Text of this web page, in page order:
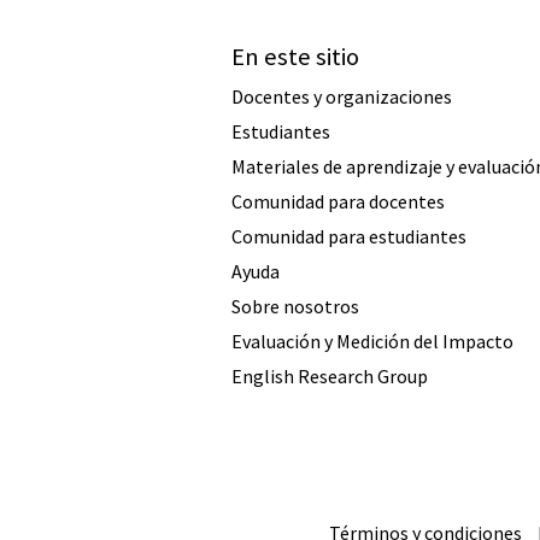
En este sitio
Docentes y organizaciones
Estudiantes
Materiales de aprendizaje y
Comunidad para docentes
Comunidad para estudiantes
Ayuda
Sobre nosotros
Evaluación y Medición del Impacto
English Research Group
Términos y condiciones